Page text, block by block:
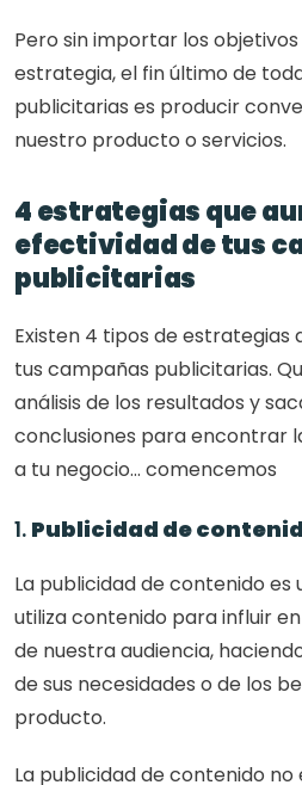
Pero sin importar los
estrategia, el fin último de
publicitarias es producir
nuestro producto o servicios.
4 estrategias que
efectividad de tus
publicitarias
Existen 4 tipos de estrategias
tus campañas publicitarias.
análisis de los resultados y
conclusiones para encontrar
a tu negocio… comencemos
1. Publicidad de
La publicidad de contenido es
utiliza contenido para influir
de nuestra audiencia,
de sus necesidades o de los
producto.
La publicidad de contenido no